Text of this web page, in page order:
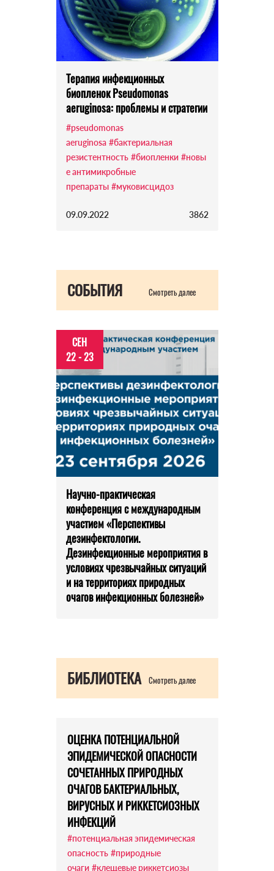
Терапия инфекционных
биопленок Pseudomonas
aeruginosa: проблемы и стратегии
#pseudomonas
aeruginosa #бактериальная
резистентность #биопленки #новы
е антимикробные
препараты #муковисцидоз
09.09.2022 3862
СОБЫТИЯ Смотреть далее
СЕН
22 - 23
Научно-практическая
конференция с международным
участием «Перспективы
дезинфектологии.
Дезинфекционные мероприятия в
условиях чрезвычайных ситуаций
и на территориях природных
очагов инфекционных болезней»
БИБЛИОТЕКА Смотреть далее
ОЦЕНКА ПОТЕНЦИАЛЬНОЙ
ЭПИДЕМИЧЕСКОЙ ОПАСНОСТИ
СОЧЕТАННЫХ ПРИРОДНЫХ
ОЧАГОВ БАКТЕРИАЛЬНЫХ,
ВИРУСНЫХ И РИККЕТСИОЗНЫХ
ИНФЕКЦИЙ
#потенциальная эпидемическая
опасность #природные
очаги #клещевые риккетсиозы